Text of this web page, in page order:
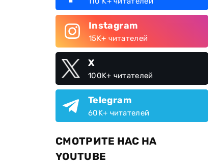
Instagram
15K+ читателей
X
100K+ читателей
Telegram
60K+ читателей
СМОТРИТЕ НАС НА
YOUTUBE